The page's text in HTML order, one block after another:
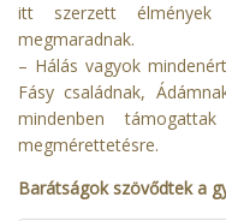
itt szerzett élmények
megmaradnak.
– Hálás vagyok
Fásy családnak,
mindenben
megmérettetésre.
Barátságok szövődtek a